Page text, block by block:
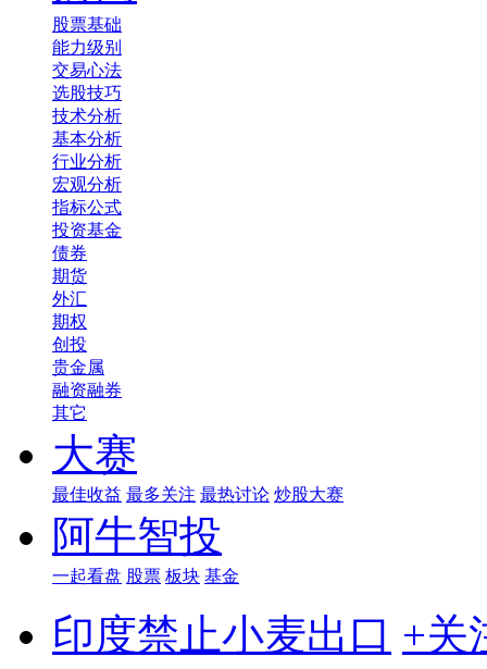
股票基础
能力级别
交易心法
选股技巧
技术分析
基本分析
行业分析
宏观分析
指标公式
投资基金
债券
期货
外汇
期权
创投
贵金属
融资融券
其它
大赛
最佳收益 最多关注 最热讨论 炒股大赛
阿牛智投
一起看盘 股票 板块 基金
印度禁止小麦出口 +关